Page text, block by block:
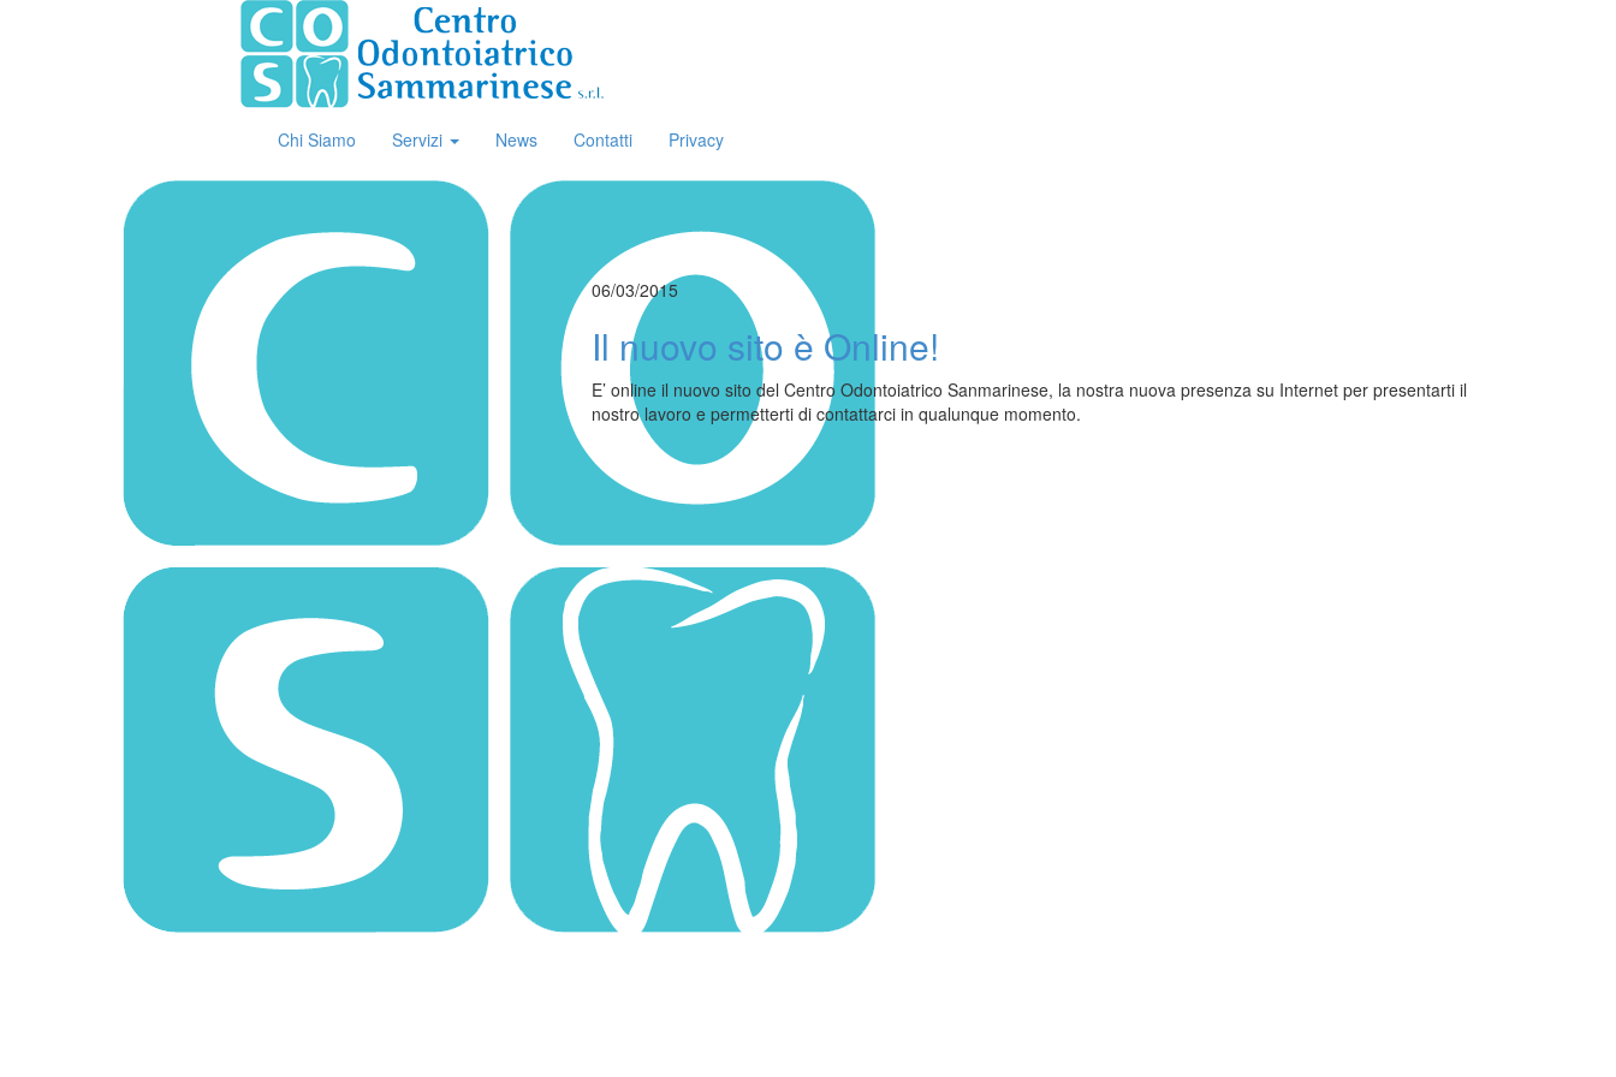
Chi Siamo Servizi News Contatti Privacy
News
06/03/2015
Il nuovo sito è Online!
E’ online il nuovo sito del Centro Odontoiatrico Sanmarinese, la nostra nuova presenza su Internet per presentarti il
nostro lavoro e permetterti di contattarci in qualunque momento.